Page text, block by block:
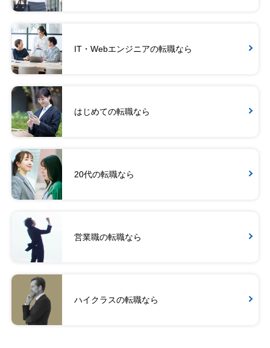
IT・Webエンジニアの転職なら
はじめての転職なら
20代の転職なら
営業職の転職なら
ハイクラスの転職なら